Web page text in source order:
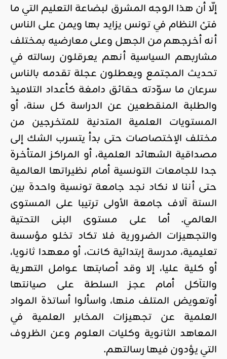
إلّا أن هذا الوجه المشرق لبضاعة التعليم التي ما
فتئ النظام في تونس يزايد بها ويمن على الناس
أنه أخرجهم من الجهل وعلى معارضيه بمختلف
مشاربهم السياسية أنهم يعرقلون رسالته في
تحديث المجتمع ويعطلون عجلة تقدمه بالناس
سرعان ما سوّدته حقائق دامغة كأعداد التلاميذ
والطلبة المنقطعين عن الدراسة كل سنة، أو
المستويات العلمية المتدنية للمتخرجين من
مختلف الإختصاصات حتى بدأ يتسرب الشك إلى
مصداقية الشهائد العلمية، أو المراكز المتأخرة
جدا للجامعات التونسية أمام نظيراتها العالمية
حتى أننا لا نكاد نجد جامعة تونسية واحدة بين
الستة آلاف جامعة الأولى ترتيبا على المستوى
العالمي. أما على مستوى البنى التحتية
والتجهيزات الضرورية فلا تكاد تخلو مؤسسة
تعليمية، مدرسة إبتدائية كانت، أو معهدا ثانويا،
أو كلية عليا، إلا وقد أصابتها عوامل التهرية
والتآكل أمام عجز السلطة على صيانتها
أوتعويض المتلف منها، واسألوا أساتذة المواد
العلمية عن تجهيزات المخابر العلمية في
المعاهد الثانوية وكليات العلوم وعن الظروف
التي يؤدون فيها رسالتهم.